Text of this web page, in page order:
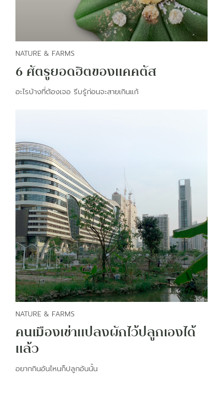
NATURE & FARMS
6 ศัตรูยอดฮิตของแคคตัส​
อะไรบ้างที่ต้องเจอ รีบรู้ก่อนจะสายเกินแก้​
NATURE & FARMS
คนเมืองเช่าแปลงผักไว้ปลูกเองได้
แล้ว
อยากกินอันไหนก็ปลูกอันนั้น